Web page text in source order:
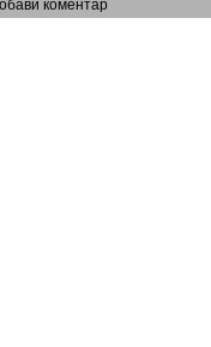
коментар